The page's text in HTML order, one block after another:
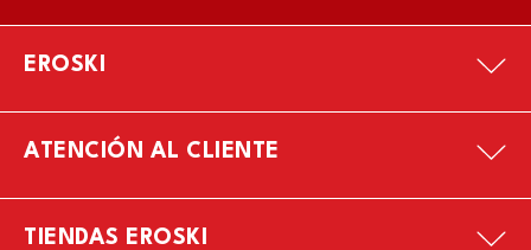
EROSKI
ATENCIÓN AL CLIENTE
TIENDAS EROSKI